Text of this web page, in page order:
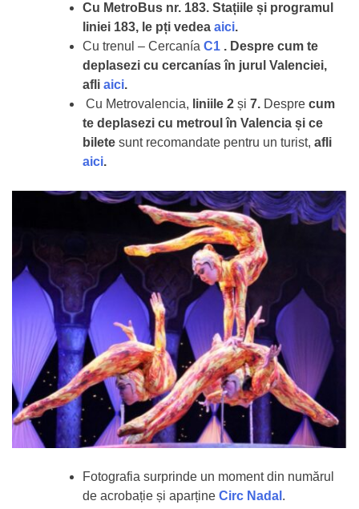
Cu MetroBus nr. 183. Stațiile și programul
liniei 183, le pți vedea aici.
Cu trenul – Cercanía C1 . Despre cum te
deplasezi cu cercanías în jurul Valenciei,
afli aici.
Cu Metrovalencia, liniile 2 și 7. Despre cum
te deplasezi cu metroul în Valencia și ce
bilete sunt recomandate pentru un turist, afli
aici.
Fotografia surprinde un moment din numărul
de acrobație și aparține Circ Nadal .